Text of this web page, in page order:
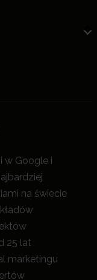
w Google i
na świecie
25 lat
marketingu